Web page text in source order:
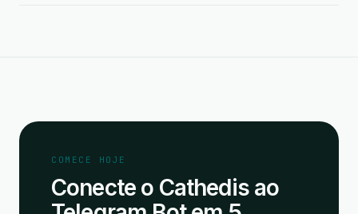
COMECE HOJE
Conecte o Cathedis ao